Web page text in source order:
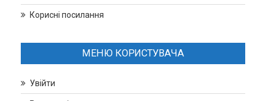
Корисні посилання
МЕНЮ КОРИСТУВАЧА
Увійти